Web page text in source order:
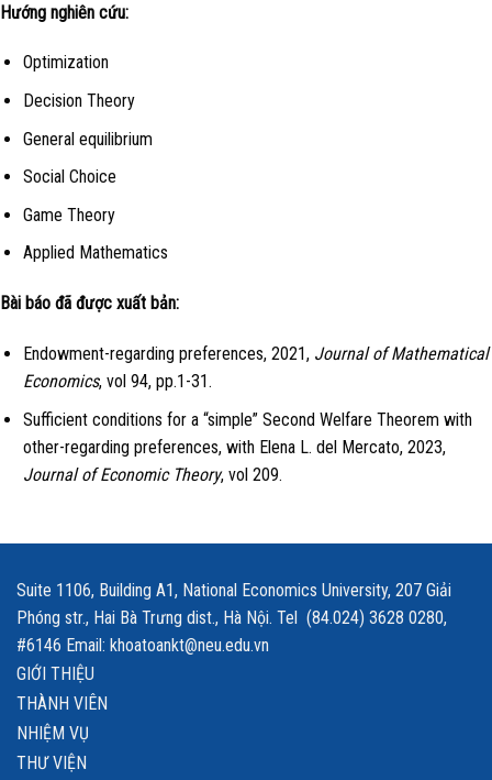
Hướng nghiên cứu:
Optimization
Decision Theory
General equilibrium
Social Choice
Game Theory
Applied Mathematics
Bài báo đã được xuất bản:
Endowment-regarding preferences, 2021, Journal of Mathematical
Economics, vol 94, pp.1-31.
Sufficient conditions for a “simple” Second Welfare Theorem with
other-regarding preferences, with Elena L. del Mercato, 2023,
Journal of Economic Theory, vol 209.
Suite 1106, Building A1, National Economics University, 207 Giải
Phóng str., Hai Bà Trưng dist., Hà Nội. Tel (84.024) 3628 0280,
#6146 Email: khoatoankt@neu.edu.vn
GIỚI THIỆU
THÀNH VIÊN
NHIỆM VỤ
THƯ VIỆN